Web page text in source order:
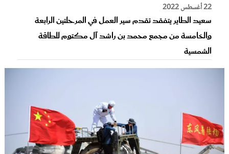
22 أغسطس 2022
سعيد الطاير يتفقد تقدم سير العمل في المرحلتين الرابعة
والخامسة من مجمع محمد بن راشد آل مكتوم للطاقة
الشمسية